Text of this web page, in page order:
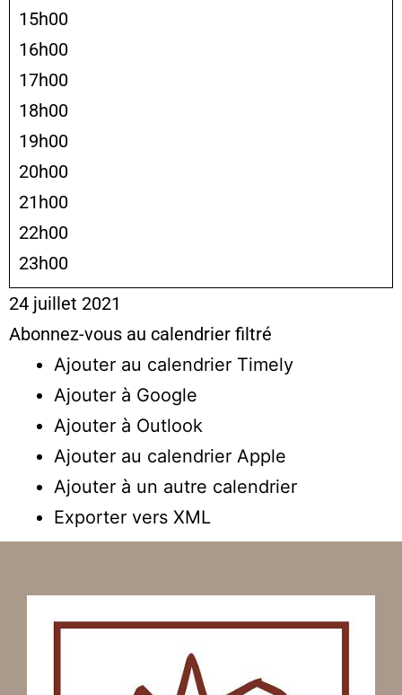
15h00
16h00
17h00
18h00
19h00
20h00
21h00
22h00
23h00
24 juillet 2021
Abonnez-vous au calendrier filtré
Ajouter au calendrier Timely
Ajouter à Google
Ajouter à Outlook
Ajouter au calendrier Apple
Ajouter à un autre calendrier
Exporter vers XML